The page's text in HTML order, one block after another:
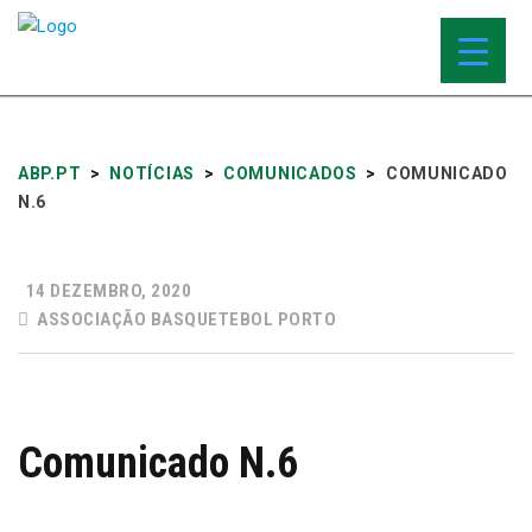
ABP.PT > NOTÍCIAS > COMUNICADOS >
COMUNICADO
N.6
14 DEZEMBRO, 2020
ASSOCIAÇÃO BASQUETEBOL PORTO
Comunicado N.6